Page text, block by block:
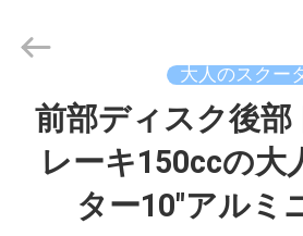
Shanghai
Rongyao
Reserved.
大人のスクー
前部ディスク後
レーキ150ccの大
ター10"アルミ